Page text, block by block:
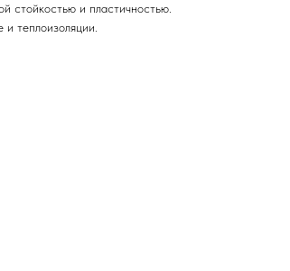
стойкостью и пластичностью.
теплоизоляции.